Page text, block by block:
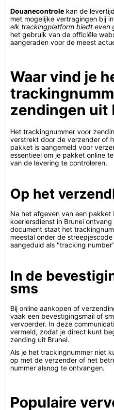
Douanecontrole kan de
met mogelijke vertragingen bij
elk trackingplatform biedt even
het gebruik van de officiële
aangeraden voor de meest
Waar vind je
zendingen uit
Het trackingnummer voor
verstrekt door de verzender of
pakket is aangemeld voor
essentieel om je pakket online
van de levering te controleren.
Op het
Na het afgeven van een
koeriersdienst in Brunei
document staat het
meestal onder de
aangeduid als "tracking
In de
sms
Bij online aankopen of
vaak een bevestigingsmail of
vervoerder. In deze
vermeld, zodat je direct kunt
zending uit Brunei.
Als je het trackingnummer niet
op met de verzender of het
nummer alsnog te ontvangen.
Populaire